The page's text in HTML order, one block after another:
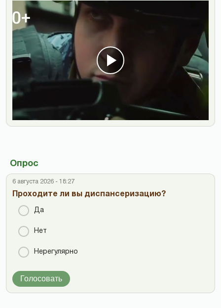
Опрос
6 августа 2026 - 18:27
Проходите ли вы диспансеризацию?
Да
Нет
Нерегулярно
Голосовать